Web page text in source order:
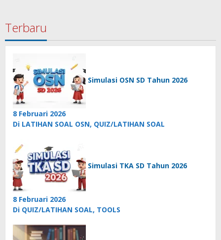
Terbaru
Simulasi OSN SD Tahun 2026
8 Februari 2026
Di LATIHAN SOAL OSN, QUIZ/LATIHAN SOAL
Simulasi TKA SD Tahun 2026
8 Februari 2026
Di QUIZ/LATIHAN SOAL, TOOLS